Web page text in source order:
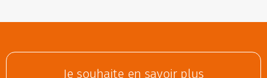
Je souhaite en savoir plus